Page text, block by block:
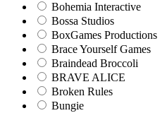
Bohemia Interactive
Bossa Studios
BoxGames Productions
Brace Yourself Games
Braindead Broccoli
BRAVE ALICE
Broken Rules
Bungie